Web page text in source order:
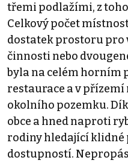
třemi podlažími, z
Celkový počet
dostatek prostoru pro
činnosti nebo
byla na celém horním
restaurace a v přízemí
okolního pozemku.
obce a hned naproti
rodiny hledající klidné
dostupností.